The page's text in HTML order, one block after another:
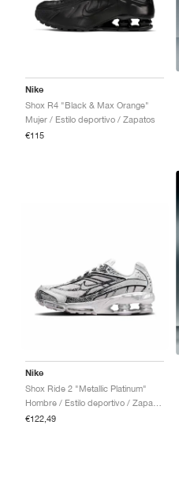
Nike
Shox R4 "Black & Max Orange"
Mujer / Estilo deportivo / Zapatos
€115
Nike
Shox Ride 2 "Metallic Platinum"
€122,49